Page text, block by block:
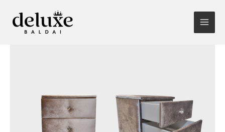
prie
turinio